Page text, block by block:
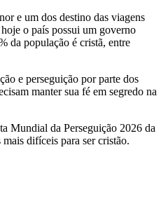
e um dos destino das viagens
o país possui um governo
da população é cristã, entre
e perseguição por parte dos
manter sua fé em segredo na
Mundial da Perseguição 2026 da
difíceis para ser cristão.